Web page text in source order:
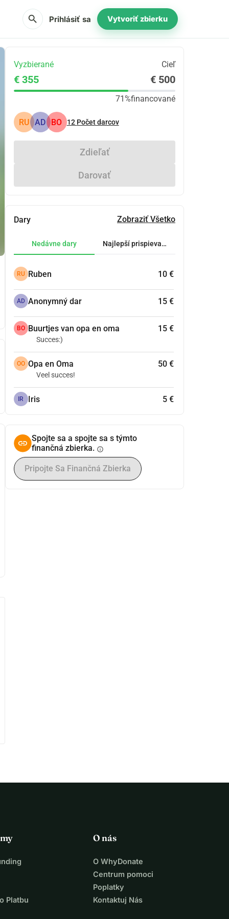
search Prihlásiť sa Vytvoriť zbierku
Vyzbierané Cieľ
€ 355 € 500
71%financované
RU AD BO 12 Počet darcov
Zdieľať
Darovať
Dary Zobraziť Všetko
Nedávne dary Najlepší prispievatelia.
RU Ruben 10 €
AD Anonymný dar 15 €
BO Buurtjes van opa en oma 15 €
Succes:)
OO Opa en Oma 50 €
Veel succes!
IR Iris 5 €
Spojte sa a spojte sa s týmto
finančná zbierka. info
Pripojte Sa Finančná Zbierka
Platbu
O nás
O WhyDonate
Centrum pomoci
Poplatky
Kontaktuj Nás